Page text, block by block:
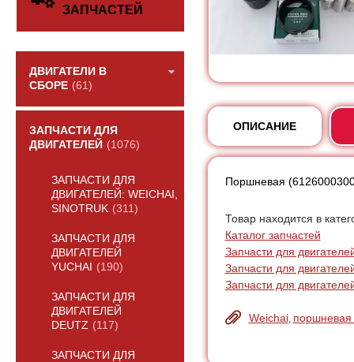
ЗАПЧАСТЕЙ
ДВИГАТЕЛИ В
СБОРЕ (61)
ЗАПЧАСТИ ДЛЯ
ДВИГАТЕЛЕЙ (1076)
ЗАПЧАСТИ ДЛЯ
ДВИГАТЕЛЕЙ: WEICHAI,
SINOTRUK (311)
ЗАПЧАСТИ ДЛЯ
ДВИГАТЕЛЕЙ
YUCHAI (190)
ЗАПЧАСТИ ДЛЯ
ДВИГАТЕЛЕЙ
DEUTZ (117)
ЗАПЧАСТИ ДЛЯ
ОПИСАНИЕ
Поршневая
Товар находится в
Каталог запчастей
Запчасти для
Запчасти для
Запчасти для
Weichai, поршневая